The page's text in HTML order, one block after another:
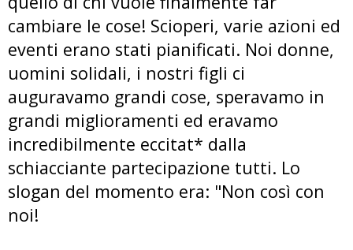
cambiare le cose! Scioperi, varie azioni ed
eventi erano stati pianificati. Noi donne,
uomini solidali, i nostri figli ci
auguravamo grandi cose, speravamo in
grandi miglioramenti ed eravamo
incredibilmente eccitat* dalla
schiacciante partecipazione tutti. Lo
slogan del momento era: "Non così con
noi!